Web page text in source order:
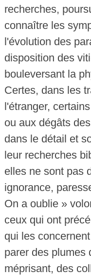
recherches,
connaître les
l'évolution des
disposition des
bouleversant la
Certes, dans les
l'étranger,
ou aux dégâts
dans le détail et
leur recherches
elles ne sont pas
ignorance,
On a oublie »
ceux qui ont
qui les
parer des plumes
méprisant, des